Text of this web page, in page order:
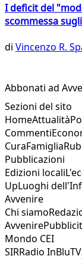
I deficit del
scommessa
di Vincenzo R.
Abbonati ad
Sezioni del sito
HomeAttualità
Commenti
CuraFamiglia
Pubblicazioni
Edizioni locali
UpLuoghi
Avvenire
Chi siamo
Avvenire
Mondo CEI
SIRRadio InBlu